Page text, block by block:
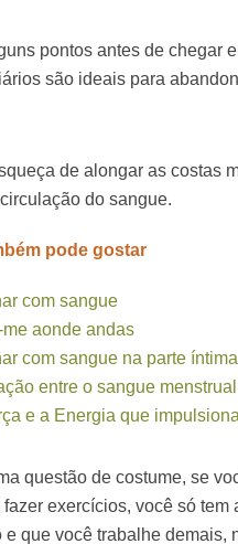
pontos antes de chegar
são ideais para
de alongar as costas
do sangue.
pode gostar
com sangue
me aonde andas
com sangue na parte íntima
entre o sangue
e a Energia que
questão de costume, se
exercícios, você só tem
e que você trabalhe demais,